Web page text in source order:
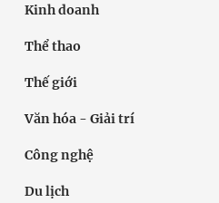
Kinh doanh
Thể thao
Thế giới
Văn hóa - Giải trí
Công nghệ
Du lịch